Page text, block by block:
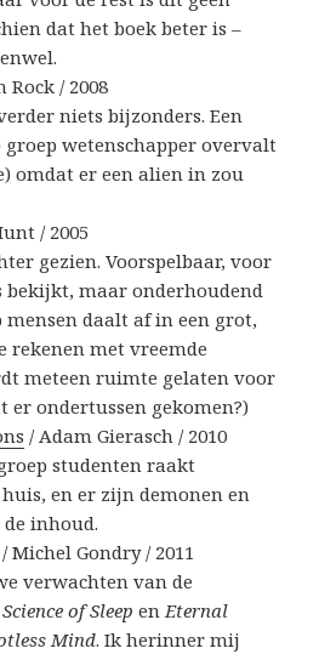
dat het boek beter is –
Rock / 2008
niets bijzonders. Een
groep wetenschapper overvalt
omdat er een alien in zou
/ 2005
gezien. Voorspelbaar, voor
maar onderhoudend
mensen daalt af in een grot,
rekenen met vreemde
meteen ruimte gelaten voor
er ondertussen gekomen?)
/ Adam Gierasch / 2010
studenten raakt
en er zijn demonen en
inhoud.
/ Michel Gondry / 2011
verwachten van de
of SleepenEternal
Mind. Ik herinner mij